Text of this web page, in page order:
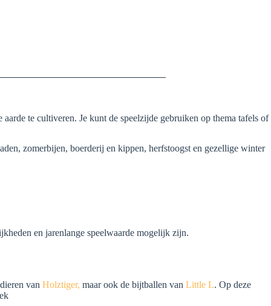
te cultiveren. Je kunt de speelzijde gebruiken op thema tafels of
zomerbijen, boerderij en kippen, herfstoogst en gezellige winter
en jarenlange speelwaarde mogelijk zijn.
van Holztiger, maar ook de bijtballen van Little L. Op deze